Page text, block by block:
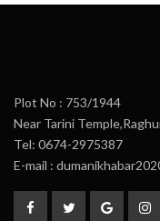
Plot No : 753/1944
Near Tarini
Tel: 0674-2975387
E-mail :